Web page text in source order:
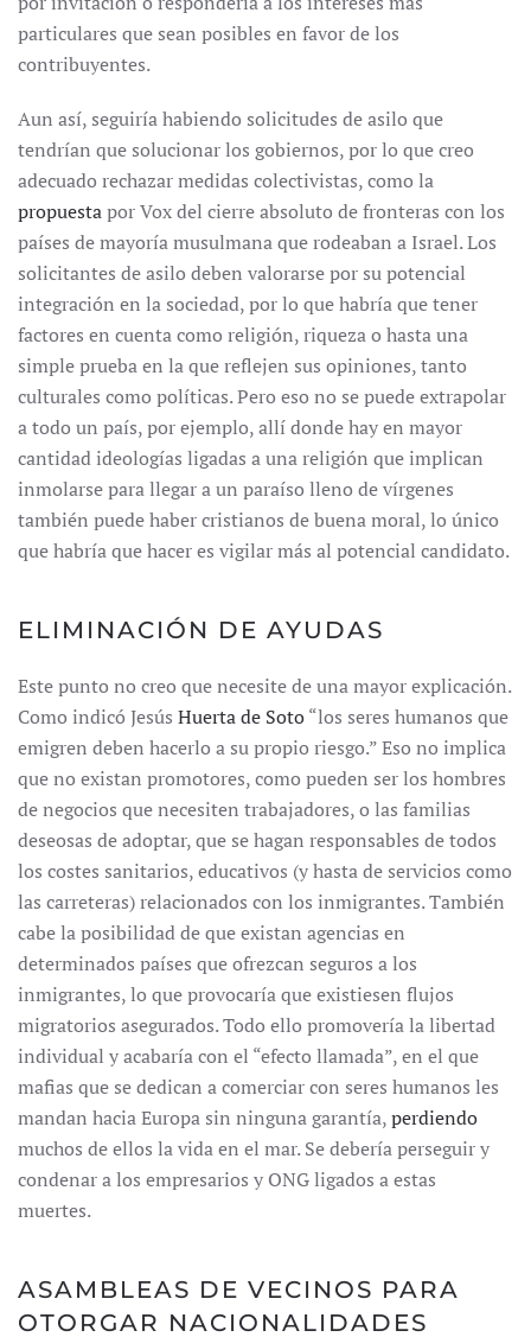
particulares que sean posibles en favor de los
contribuyentes.
Aun así, seguiría habiendo solicitudes de asilo que
tendrían que solucionar los gobiernos, por lo que creo
adecuado rechazar medidas colectivistas, como la
propuestapor Vox del cierre absoluto de fronteras con los
países de mayoría musulmana que rodeaban a Israel. Los
solicitantes de asilo deben valorarse por su potencial
integración en la sociedad, por lo que habría que tener
factores en cuenta como religión, riqueza o hasta una
simple prueba en la que reflejen sus opiniones, tanto
culturales como políticas. Pero eso no se puede extrapolar
a todo un país, por ejemplo, allí donde hay en mayor
cantidad ideologías ligadas a una religión que implican
inmolarse para llegar a un paraíso lleno de vírgenes
también puede haber cristianos de buena moral, lo único
que habría que hacer es vigilar más al potencial candidato.
ELIMINACIÓN DE AYUDAS
Este punto no creo que necesite de una mayor explicación.
Como indicó Jesús Huerta de Soto“los seres humanos que
emigren deben hacerlo a su propio riesgo.” Eso no implica
que no existan promotores, como pueden ser los hombres
de negocios que necesiten trabajadores, o las familias
deseosas de adoptar, que se hagan responsables de todos
los costes sanitarios, educativos (y hasta de servicios como
las carreteras) relacionados con los inmigrantes. También
cabe la posibilidad de que existan agencias en
determinados países que ofrezcan seguros a los
inmigrantes, lo que provocaría que existiesen flujos
migratorios asegurados. Todo ello promovería la libertad
individual y acabaría con el “efecto llamada”, en el que
mafias que se dedican a comerciar con seres humanos les
mandan hacia Europa sin ninguna garantía,perdiendo
muchos de ellos la vida en el mar. Se debería perseguir y
condenar a los empresarios y ONG ligados a estas
muertes.
ASAMBLEAS DE VECINOS PARA
OTORGAR NACIONALIDADES